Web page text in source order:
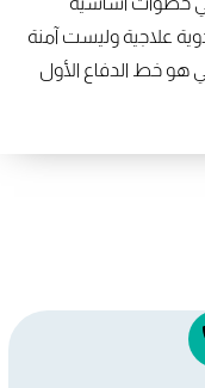
علاجية وليست آمنة
هو خط الدفاع الأول